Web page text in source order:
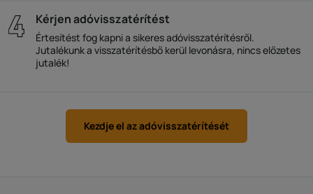
Kérjen adóvisszatérítést
Értesítést fog kapni a sikeres adóvisszatérítésről.
Jutalékunk a visszatérítésbő kerül levonásra, nincs előzetes
jutalék!
Kezdje el az adóvisszatérítését